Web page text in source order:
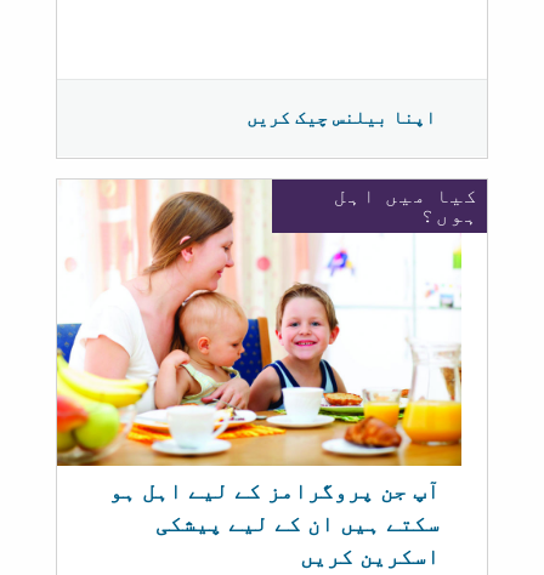
اپنا بیلنس چیک کریں
کیا میں اہل
ہوں؟
آپ جن پروگرامز کے لیے اہل ہو
سکتے ہیں ان کے لیے پیشکی
اسکرین کریں